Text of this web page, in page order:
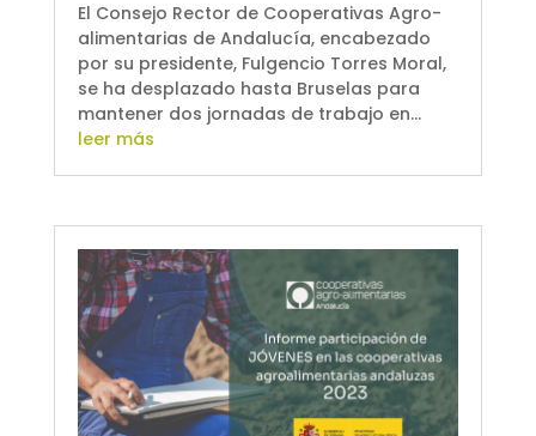
El Consejo Rector de Cooperativas Agro-
alimentarias de Andalucía, encabezado
por su presidente, Fulgencio Torres Moral,
se ha desplazado hasta Bruselas para
mantener dos jornadas de trabajo en...
leer más